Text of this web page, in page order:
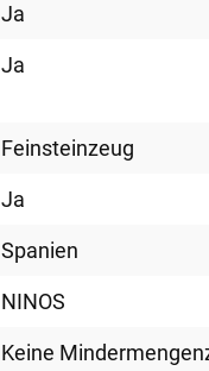
Ja
Ja
Feinsteinzeug
Ja
Spanien
NINOS
Keine